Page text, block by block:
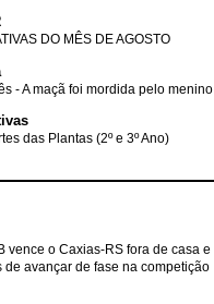
DO MÊS DE AGOSTO
- A maçã foi mordida pelo menino
das Plantas (2º e 3º Ano)
vence o Caxias-RS fora de casa e
de avançar de fase na competição